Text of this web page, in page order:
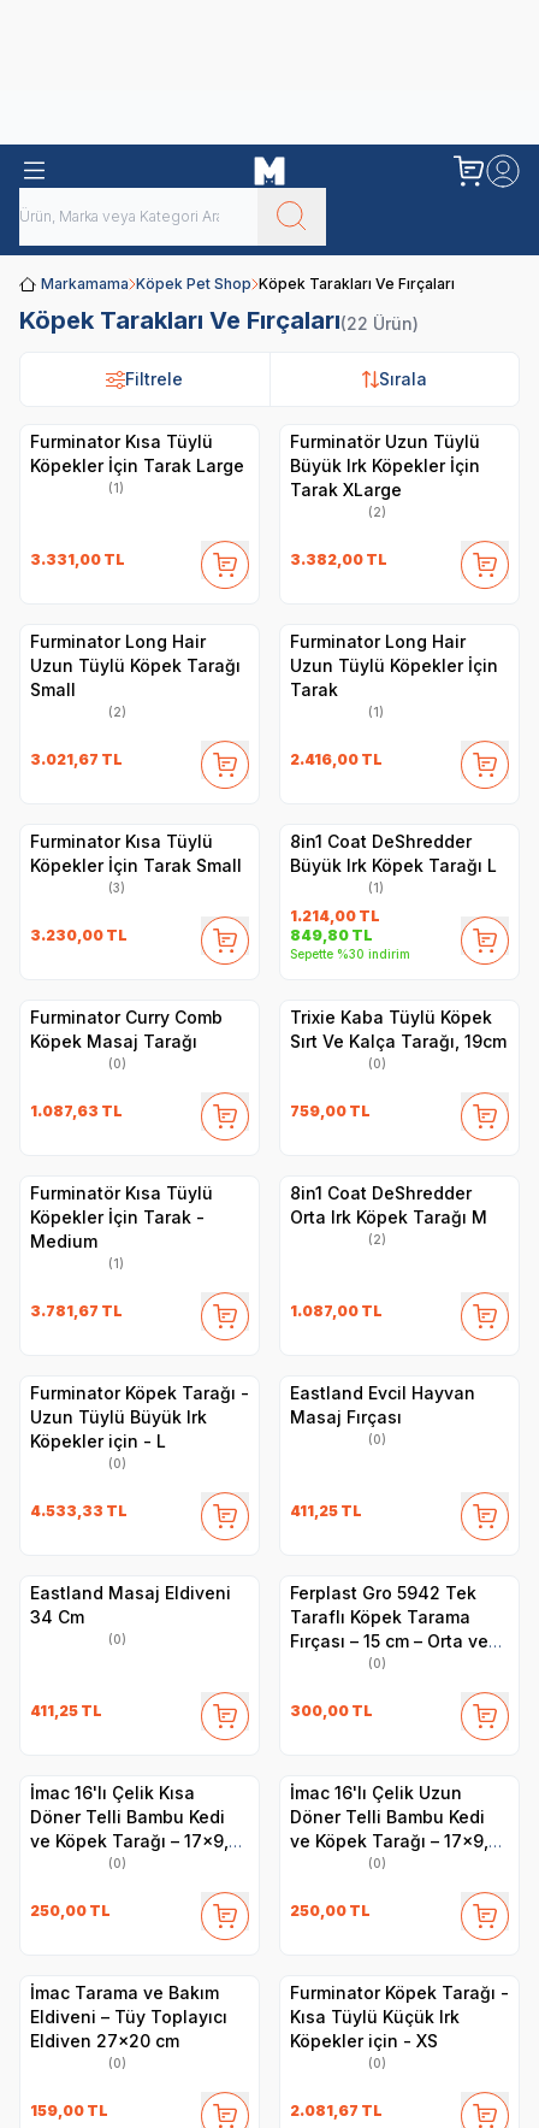
Markamama Köpek Pet Shop Köpek Tarakları Ve Fırçaları
Köpek Tarakları Ve Fırçaları(22 Ürün)
Filtrele Sırala
Filtrele Sırala
Furminator Kısa Tüylü
Köpekler İçin Tarak Large
(1)
3.331,00 TL
Furminatör Uzun Tüylü
Büyük Irk Köpekler İçin
Tarak XLarge
(2)
3.382,00 TL
Furminator Long Hair
Uzun Tüylü Köpek Tarağı
Small
(2)
3.021,67 TL
Furminator Long Hair
Uzun Tüylü Köpekler İçin
Tarak
(1)
2.416,00 TL
Furminator Kısa Tüylü
Köpekler İçin Tarak Small
(3)
3.230,00 TL
8in1 Coat DeShredder
Büyük Irk Köpek Tarağı L
(1)
1.214,00 TL
849,80 TL
Sepette %30 indirim
Furminator Curry Comb
Köpek Masaj Tarağı
(0)
1.087,63 TL
Trixie Kaba Tüylü Köpek
Sırt Ve Kalça Tarağı, 19cm
(0)
759,00 TL
Furminatör Kısa Tüylü
Köpekler İçin Tarak -
Medium
(1)
3.781,67 TL
8in1 Coat DeShredder
Orta Irk Köpek Tarağı M​
(2)
1.087,00 TL
Furminator Köpek Tarağı -
Uzun Tüylü Büyük Irk
Köpekler için - L
(0)
4.533,33 TL
Eastland Evcil Hayvan
Masaj Fırçası
(0)
411,25 TL
Eastland Masaj Eldiveni
34 Cm
(0)
411,25 TL
Ferplast Gro 5942 Tek
Taraflı Köpek Tarama
Fırçası – 15 cm – Orta ve
Uzun Tüylü Evcil
Hayvanlar İçin, Kauçuk
Saplı, Dayanıklı Tasarım
(0)
300,00 TL
İmac 16'lı Çelik Kısa
Döner Telli Bambu Kedi
ve Köpek Tarağı – 17x9,7
(0)
250,00 TL
İmac 16'lı Çelik Uzun
Döner Telli Bambu Kedi
ve Köpek Tarağı – 17x9,7
(0)
250,00 TL
İmac Tarama ve Bakım
Eldiveni – Tüy Toplayıcı
Eldiven 27x20 cm
(0)
159,00 TL
Furminator Köpek Tarağı -
Kısa Tüylü Küçük Irk
Köpekler için - XS
(0)
2.081,67 TL